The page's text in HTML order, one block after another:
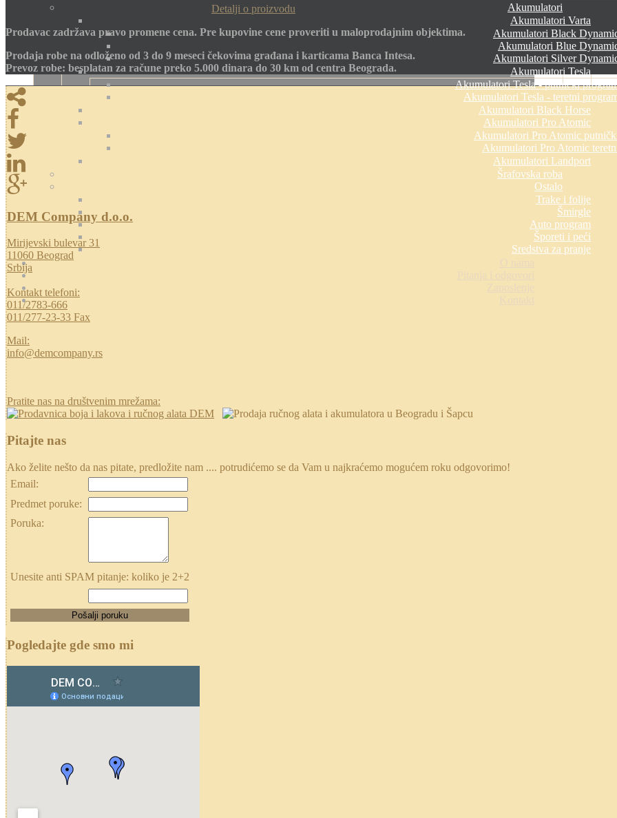
Akumulatori
Akumulatori Varta
Akumulatori Black
Akumulatori Blue
Akumulatori Silver
Akumulatori Tesla
Akumulatori Tesla - putnički
Akumulatori Tesla - teretni
Akumulatori Black Horse
Akumulatori Pro Atomic
Akumulatori Pro Atomic
Akumulatori Pro Atomic
Akumulatori Landport
Šrafovska roba
Ostalo
Trake i folije
Šmirgle
Auto program
Šporeti i peći
Sredstva za pranje
Detalji o proizvodu
Prodavac zadržava pravo promene cena. Pre kupovine cene proveriti u maloprodajnim objektima.
Prodaja robe na odloženo od 3 do 9 meseci čekovima građana i karticama Banca Intesa.
Prevoz robe: besplatan za račune preko 5.000 dinara do 30 km od centra Beograda.
DEM Company d.o.o.
Mirijevski bulevar 31
11060 Beograd
Srbija
Kontakt telefoni:
011/2783-666
011/277-23-33 Fax
Mail:
info@demcompany.rs
Pratite nas na društvenim mrežama:
Pitajte nas
Ako želite nešto da nas pitate, predložite nam .... potrudićemo se da Vam u najkraćemo mogućem roku odgovorimo!
Email:
Predmet poruke:
Poruka:
Unesite anti SPAM pitanje: koliko je 2+2
Pogledajte gde smo mi